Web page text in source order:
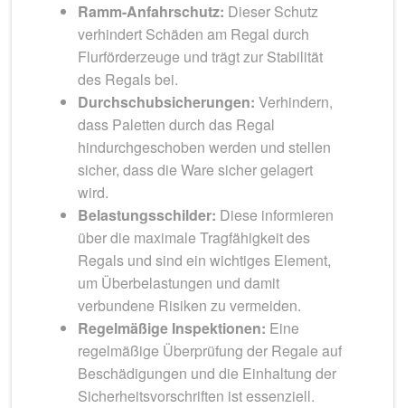
Ramm-Anfahrschutz: Dieser Schutz
verhindert Schäden am Regal durch
Flurförderzeuge und trägt zur Stabilität
des Regals bei.
Durchschubsicherungen: Verhindern,
dass Paletten durch das Regal
hindurchgeschoben werden und stellen
sicher, dass die Ware sicher gelagert
wird.
Belastungsschilder: Diese informieren
über die maximale Tragfähigkeit des
Regals und sind ein wichtiges Element,
um Überbelastungen und damit
verbundene Risiken zu vermeiden.
Regelmäßige Inspektionen: Eine
regelmäßige Überprüfung der Regale auf
Beschädigungen und die Einhaltung der
Sicherheitsvorschriften ist essenziell.